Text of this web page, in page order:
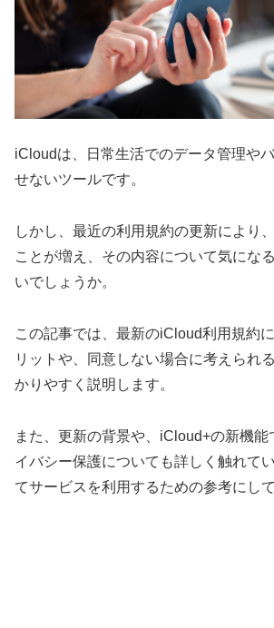
iCloudは、日常生活でのデータ管理や
せないツールです。
しかし、最近の利用規約の更新により
ことが増え、その内容について気にな
いでしょうか。
この記事では、最新のiCloud利用規約
リットや、同意しない場合に考えられ
かりやすく説明します。
また、更新の背景や、iCloud+の新機能
イバシー保護についても詳しく触れて
てサービスを利用するための参考にし